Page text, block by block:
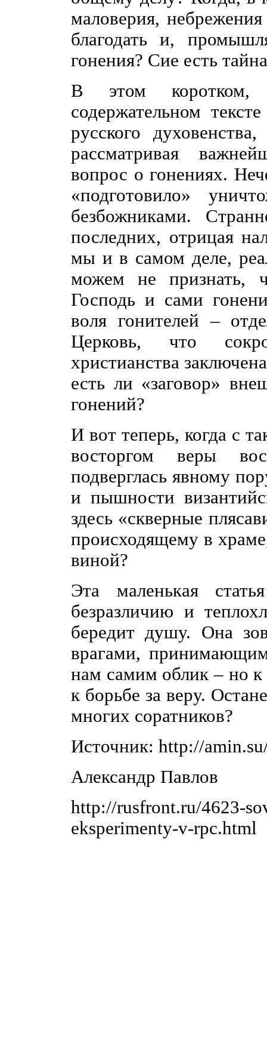
маловерия,
благодать и,
гонения? Сие есть
В этом
содержательном
русского
рассматривая
вопрос о гонениях.
«подготовило»
безбожниками.
последних, отрицая
мы и в самом деле,
можем не признать,
Господь и сами
воля гонителей –
Церковь, что
христианства
есть ли «заговор»
гонений?
И вот теперь, когда с
восторгом веры
подверглась явному
и пышности
здесь «скверные
происходящему в
виной?
Эта маленькая
безразличию и
бередит душу. Она
врагами,
нам самим облик – но к
к борьбе за веру.
многих соратников?
Источник: http://
Александр Павлов
http://rusfront.ru/4623-
eksperimenty-v-rpc.html